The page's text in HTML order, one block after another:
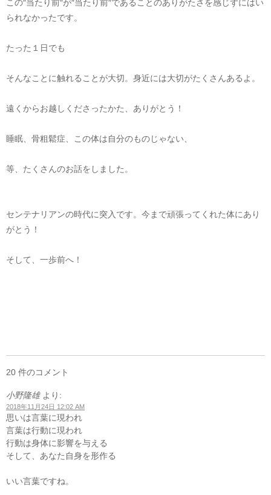
この″当たり前″が″当たり前″であることのありがたさを感じずにはい
られなかったです。
たった１日でも
そんなことに触れることが大切。身近には大切がたくさんあるよ。
遠くからお越しくださったかた、ありがとう！
睡眠、骨粗鬆症、この体は自分のものじゃない、
等、たくさんのお話をしました。
センテナリアンの時代に突入です。今まで頑張ってくれた体にあり
がとう！
そして、一歩前へ！
20 件のコメント
小野隆雄 より:
2018年11月24日 12:02 AM
思いは言葉に現われ
言葉は行動に現われ
行動は身体に影響を与える
そして、あなた自身を形作る
いい言葉ですね。